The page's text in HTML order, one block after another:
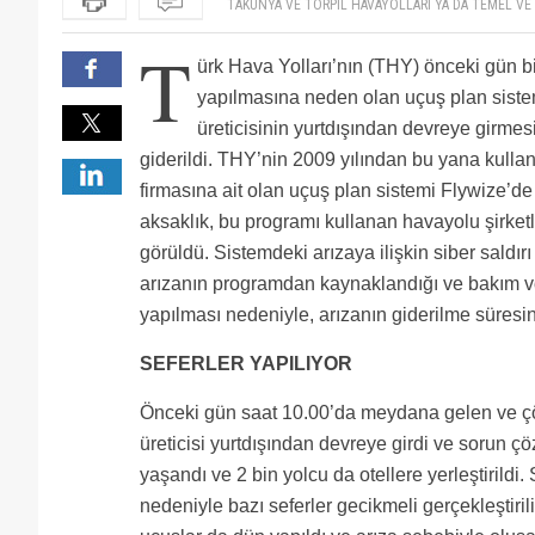
beter olsunlar rumuzlu kardesim, ulkemizde bi
yerde kalmis, insanlar magdur olmus alanda
inadina, durmak yok, yola devam.
ohhh iyi olmusss...daha da beter olsunlarrrr !!!! 21
Bilgisayara "yavrum" yazmıştır.....
British Midland, Hello, Lauda, USA3000, Wizz Air
su komik yorumlara bakinca acaba bu adamlar
dussun
Torpilli akgençliğin kullanımında 72 milletin
bu tarz durumlarda sevinenlere niye
yiyenlere,onlarin aidiyet duygusunu oldurenlere,
diyorsunuz??? asil sizler
TAKUNYA VE TORPIL HAVAYOLLARI YA DA TEMEL
VARMIS ...INSANLAR FIKIRLERINI
HIC BIR KEZ OLSUN BOYLELERINE DEGIL DE
BOYLE YORUMLAR YAPIYORLAR NEDIR BU ISIN
ONDAN!
T ürk Hava Yolları’nın (THY) önceki gün
yapılmasına neden olan uçuş plan
üreticisinin yurtdışından devreye
giderildi. THY’nin 2009 yılından bu yana
firmasına ait olan uçuş plan sistemi
aksaklık, bu programı kullanan havayolu
görüldü. Sistemdeki arızaya ilişkin siber
arızanın programdan kaynaklandığı ve bakım
yapılması nedeniyle, arızanın giderilme
SEFERLER YAPILIYOR
Önceki gün saat 10.00’da meydana gelen ve
üreticisi yurtdışından devreye girdi ve sorun
yaşandı ve 2 bin yolcu da otellere yerleştirildi.
nedeniyle bazı seferler gecikmeli